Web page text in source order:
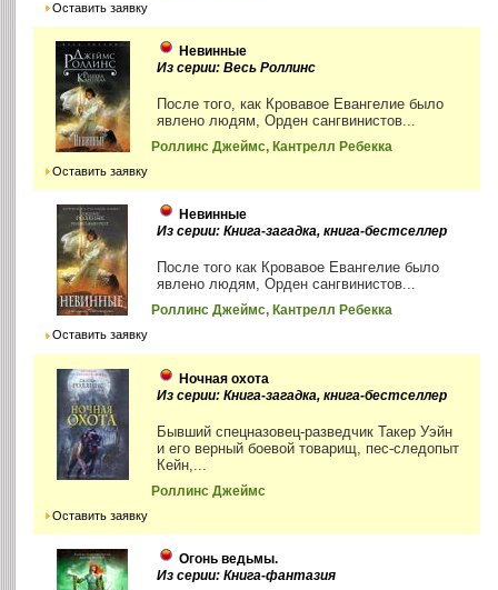
Оставить заявку
Невинные
Из серии: Весь Роллинс
После того, как Кровавое Евангелие было
явлено людям, Орден сангвинистов...
Роллинс Джеймс, Кантрелл Ребекка
Оставить заявку
Невинные
Из серии: Книга-загадка, книга-бестселлер
После того как Кровавое Евангелие было
явлено людям, Орден сангвинистов...
Роллинс Джеймс, Кантрелл Ребекка
Оставить заявку
Ночная охота
Из серии: Книга-загадка, книга-бестселлер
Бывший спецназовец-разведчик Такер Уэйн
и его верный боевой товарищ, пес-следопыт
Кейн,...
Роллинс Джеймс
Оставить заявку
Огонь ведьмы.
Из серии: Книга-фантазия